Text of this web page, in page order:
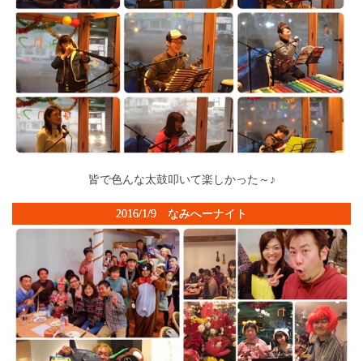
皆で色んな太鼓叩いて楽しかった～♪
2016/1/9 なみへーナイト